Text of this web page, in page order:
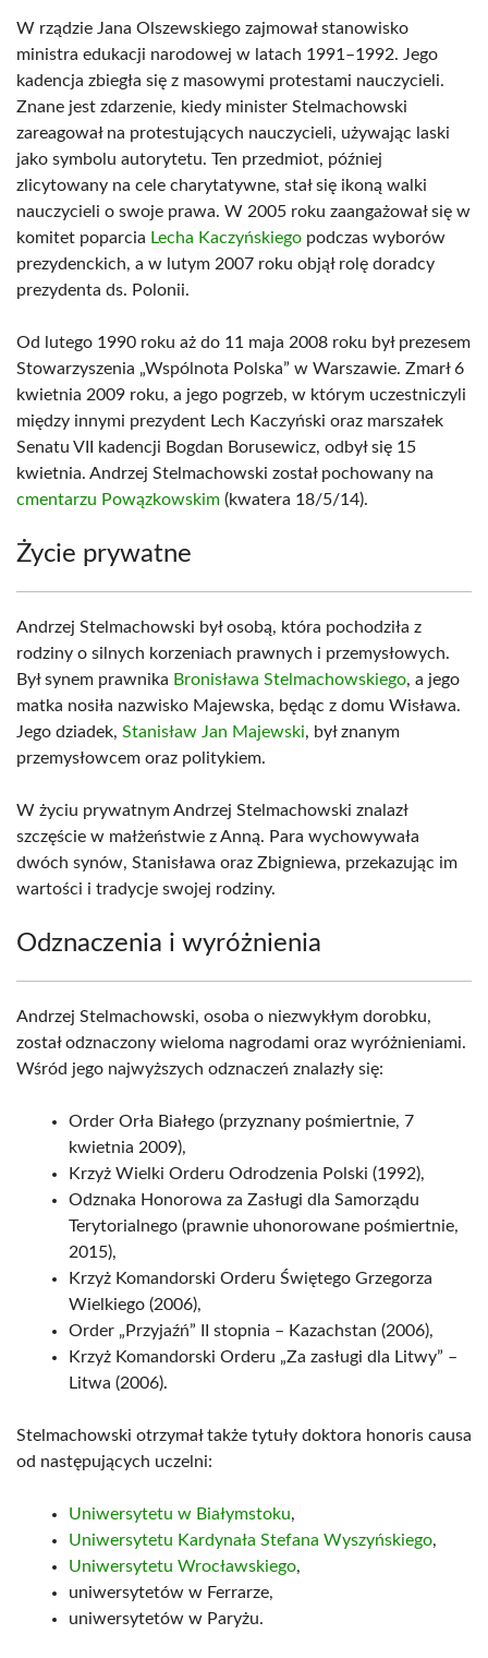
W rządzie Jana Olszewskiego zajmował stanowisko
ministra edukacji narodowej w latach 1991–1992. Jego
kadencja zbiegła się z masowymi protestami nauczycieli.
Znane jest zdarzenie, kiedy minister Stelmachowski
zareagował na protestujących nauczycieli, używając laski
jako symbolu autorytetu. Ten przedmiot, później
zlicytowany na cele charytatywne, stał się ikoną walki
nauczycieli o swoje prawa. W 2005 roku zaangażował się w
komitet poparcia Lecha Kaczyńskiego podczas wyborów
prezydenckich, a w lutym 2007 roku objął rolę doradcy
prezydenta ds. Polonii.
Od lutego 1990 roku aż do 11 maja 2008 roku był prezesem
Stowarzyszenia „Wspólnota Polska” w Warszawie. Zmarł 6
kwietnia 2009 roku, a jego pogrzeb, w którym uczestniczyli
między innymi prezydent Lech Kaczyński oraz marszałek
Senatu VII kadencji Bogdan Borusewicz, odbył się 15
kwietnia. Andrzej Stelmachowski został pochowany na
cmentarzu Powązkowskim (kwatera 18/5/14).
Życie prywatne
Andrzej Stelmachowski był osobą, która pochodziła z
rodziny o silnych korzeniach prawnych i przemysłowych.
Był synem prawnika Bronisława Stelmachowskiego, a jego
matka nosiła nazwisko Majewska, będąc z domu Wisława.
Jego dziadek, Stanisław Jan Majewski, był znanym
przemysłowcem oraz politykiem.
W życiu prywatnym Andrzej Stelmachowski znalazł
szczęście w małżeństwie z Anną. Para wychowywała
dwóch synów, Stanisława oraz Zbigniewa, przekazując im
wartości i tradycje swojej rodziny.
Odznaczenia i wyróżnienia
Andrzej Stelmachowski, osoba o niezwykłym dorobku,
został odznaczony wieloma nagrodami oraz wyróżnieniami.
Wśród jego najwyższych odznaczeń znalazły się:
Order Orła Białego (przyznany pośmiertnie, 7
kwietnia 2009),
Krzyż Wielki Orderu Odrodzenia Polski (1992),
Odznaka Honorowa za Zasługi dla Samorządu
Terytorialnego (prawnie uhonorowane pośmiertnie,
2015),
Krzyż Komandorski Orderu Świętego Grzegorza
Wielkiego (2006),
Order „Przyjaźń” II stopnia – Kazachstan (2006),
Krzyż Komandorski Orderu „Za zasługi dla Litwy” –
Litwa (2006).
Stelmachowski otrzymał także tytuły doktora honoris causa
od następujących uczelni:
Uniwersytetu w Białymstoku,
Uniwersytetu Kardynała Stefana Wyszyńskiego,
Uniwersytetu Wrocławskiego,
uniwersytetów w Ferrarze,
uniwersytetów w Paryżu.